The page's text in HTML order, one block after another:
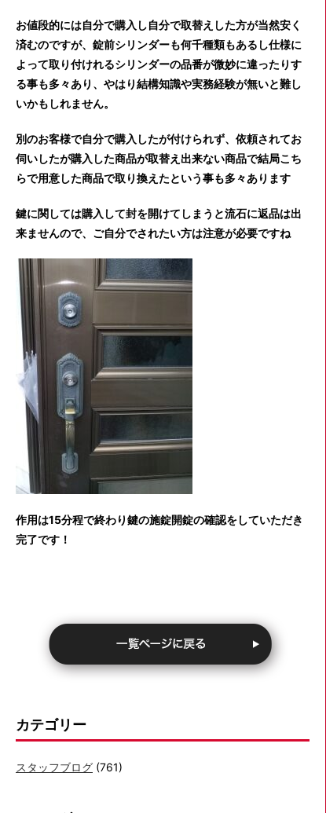
お値段的には自分で購入し自分で取替えした方が当然安く
済むのですが、錠前シリンダーも何千種類もあるし仕様に
よって取り付けれるシリンダーの品番が微妙に違ったりす
る事も多々あり、やはり結構知識や実務経験が無いと難し
いかもしれません。
別のお客様で自分で購入したが付けられず、依頼されてお
伺いしたが購入した商品が取替え出来ない商品で結局こち
らで用意した商品で取り換えたという事も多々あります
鍵に関しては購入して封を開けてしまうと流石に返品は出
来ませんので、ご自分でされたい方は注意が必要ですね
作用は15分程で終わり鍵の施錠開錠の確認をしていただき
完了です！
カテゴリー
スタッフブログ (761)